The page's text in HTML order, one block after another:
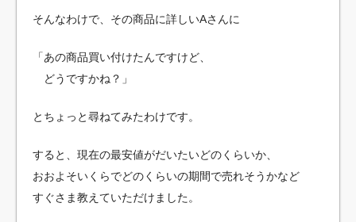
そんなわけで、その商品に詳しいAさんに
「あの商品買い付けたんですけど、
どうですかね？」
とちょっと尋ねてみたわけです。
すると、現在の最安値がだいたいどのくらいか、
おおよそいくらでどのくらいの期間で売れそうかなど
すぐさま教えていただけました。